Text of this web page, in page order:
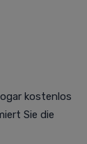
kostenlos
Sie die